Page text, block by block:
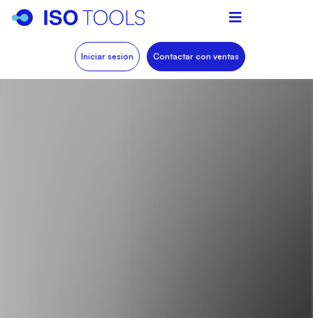
Iniciar sesión Contactar con ventas